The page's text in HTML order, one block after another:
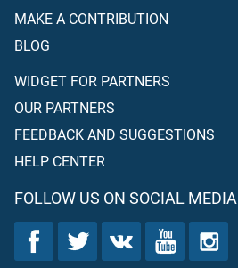
MAKE A CONTRIBUTION
BLOG
WIDGET FOR PARTNERS
OUR PARTNERS
FEEDBACK AND SUGGESTIONS
HELP CENTER
FOLLOW US ON SOCIAL MEDIA